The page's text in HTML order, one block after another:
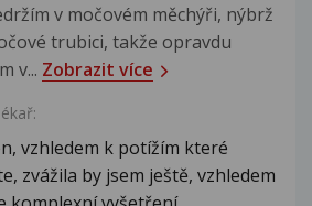
v močovém měchýři, nýbrž
trubici, takže opravdu
v... Zobrazit více
vzhledem k potížím které
zvážila by jsem ještě, vzhledem